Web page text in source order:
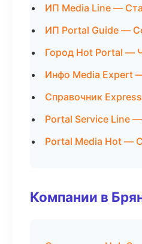
ИП Media Line —
ИП Portal Guide —
Город Hot Portal —
Инфо Media Expert
Справочник
Portal Service Line
Portal Media Hot —
Компании в